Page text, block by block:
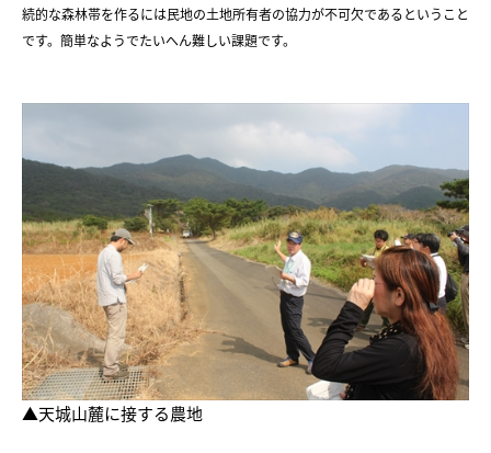
続的な森林帯を作るには民地の土地所有者の協力が不可欠であるということ
です。簡単なようでたいへん難しい課題です。
▲天城山麓に接する農地